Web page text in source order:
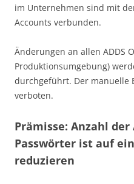
im Unternehmen sind mit
Accounts verbunden.
Änderungen an allen ADDS
Produktionsumgebung)
durchgeführt. Der manuelle
verboten.
Prämisse: Anzahl
Passwörter ist auf
reduzieren